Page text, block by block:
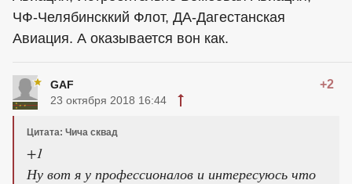
ЧФ-Челябинсккий Флот, ДА-Дагестанская
Авиация. А оказывается вон как.
GAF +2
23 октября 2018 16:44
Цитата: Чича сквад
+1
Ну вот я у профессионалов и интересуюсь что